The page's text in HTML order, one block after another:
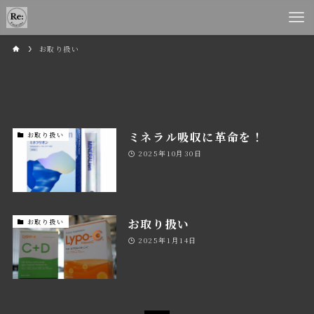
お取り扱い
お取り扱い ミネラル吸収に革命を！
2025年10月30日
お取り扱い お取り扱い
2025年1月14日